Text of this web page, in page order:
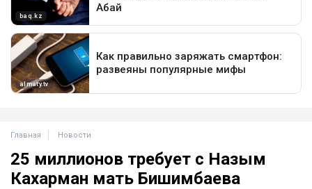
Главная Новости
25 миллионов требует с Назым
Кахарман мать Бишимбаева